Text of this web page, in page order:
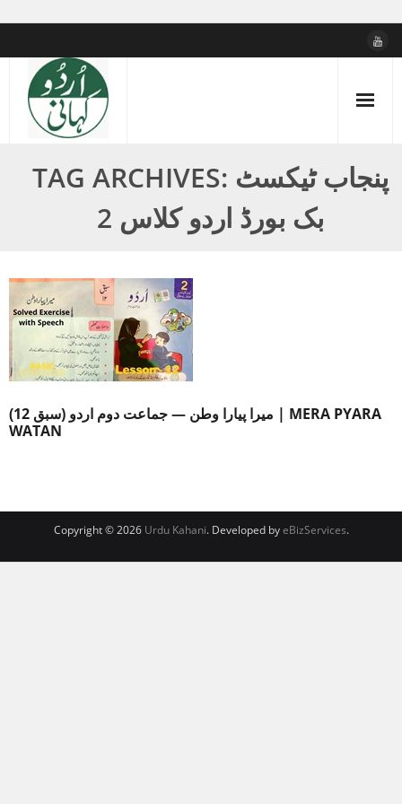
content
TAG ARCHIVES: پنجاب ٹیکسٹ
بک بورڈ اردو کلاس 2
میرا پیارا وطن — جماعت دوم اردو (سبق 12) | MERA PYARA
WATAN
Copyright © 2026 Urdu Kahani. Developed byeBizServices.